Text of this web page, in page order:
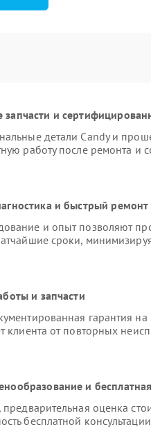
и
детали Candy и
работу после ремонта и
и быстрый ремонт
и опыт позволяют
сроки,
и запчасти
гарантия
клиента от повторных
и
оценка
бесплатной